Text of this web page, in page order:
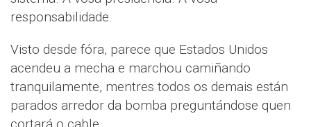
responsabilidade.
Visto desde fóra, parece que Estados Unidos
acendeu a mecha e marchou camiñando
tranquilamente, mentres todos os demais están
parados arredor da bomba preguntándose quen